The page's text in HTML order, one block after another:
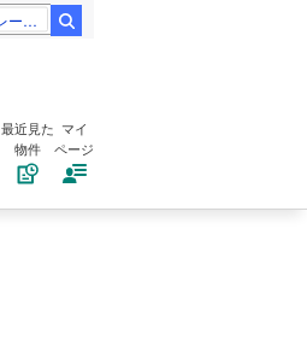
ギランバレー症候群
最近見た
物件
マイ
ページ